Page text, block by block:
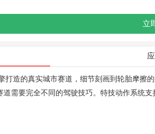
立
造的真实城市赛道，细节刻画到轮胎摩擦
需要完全不同的驾驶技巧。特技动作系统